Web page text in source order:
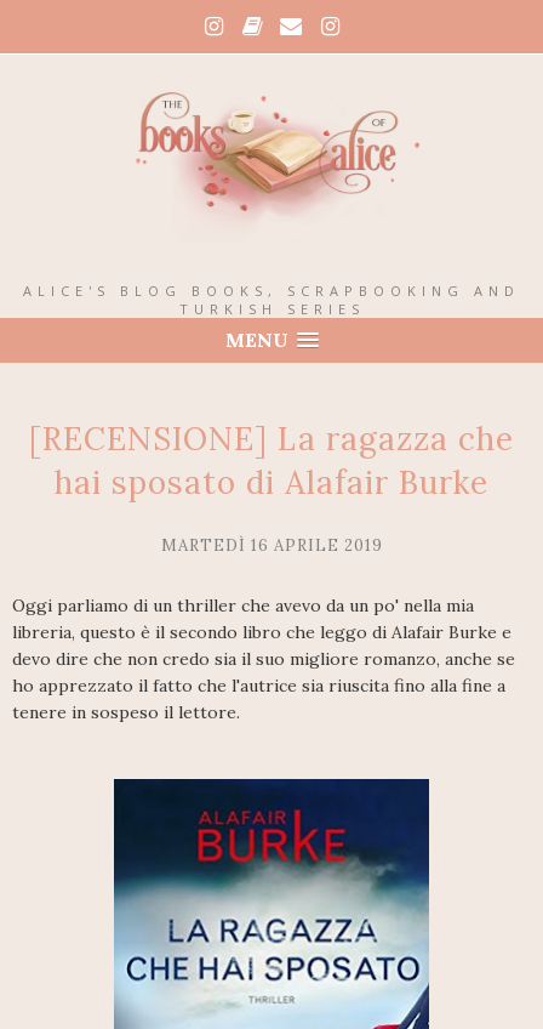
ALICE'S BLOG BOOKS, SCRAPBOOKING AND
TURKISH SERIES
MENU
[RECENSIONE] La ragazza che
hai sposato di Alafair Burke
MARTEDÌ 16 APRILE 2019
Oggi parliamo di un thriller che avevo da un po' nella mia
libreria, questo è il secondo libro che leggo di Alafair Burke e
devo dire che non credo sia il suo migliore romanzo, anche se
ho apprezzato il fatto che l'autrice sia riuscita fino alla fine a
tenere in sospeso il lettore.